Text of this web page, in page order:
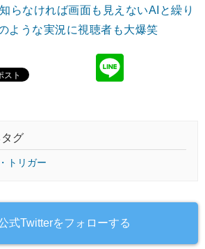
らなければ画面も見えないAIと繰り
ような実況に視聴者も大爆笑
グ
トリガー
式Twitterをフォローする